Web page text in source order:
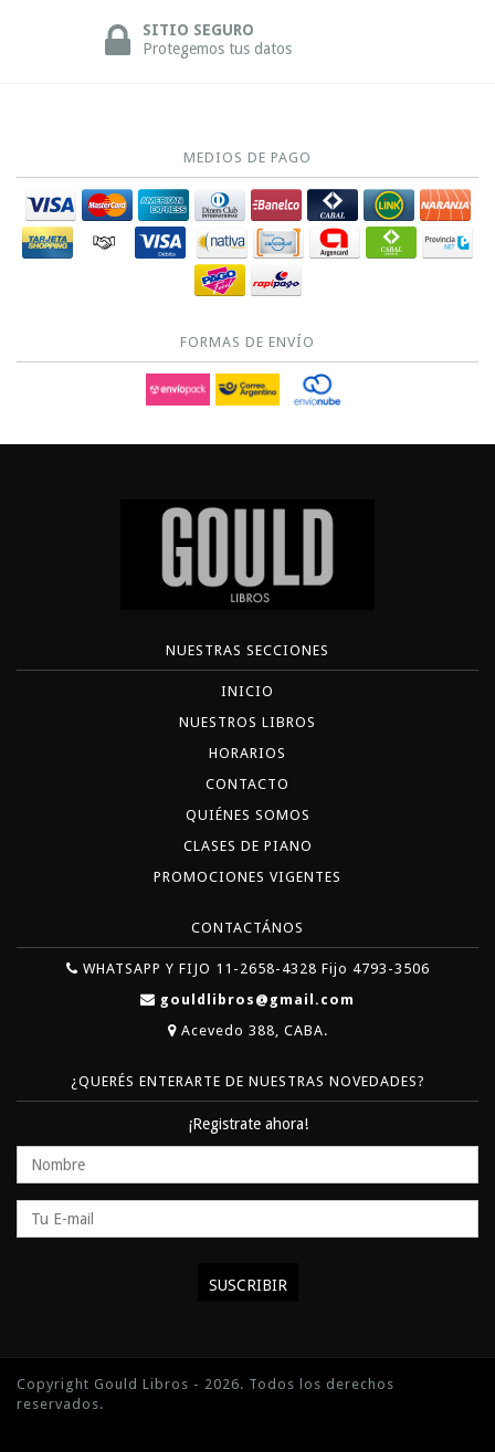
SITIO SEGURO
Protegemos tus datos
MEDIOS DE PAGO
FORMAS DE ENVÍO
NUESTRAS SECCIONES
INICIO
NUESTROS LIBROS
HORARIOS
CONTACTO
QUIÉNES SOMOS
CLASES DE PIANO
PROMOCIONES VIGENTES
CONTACTÁNOS
WHATSAPP Y FIJO 11-2658-4328 Fijo 4793-3506
gouldlibros@gmail.com
Acevedo 388, CABA.
¿QUERÉS ENTERARTE DE NUESTRAS NOVEDADES?
¡Registrate ahora!
Copyright Gould Libros - 2026. Todos los derechos
reservados.